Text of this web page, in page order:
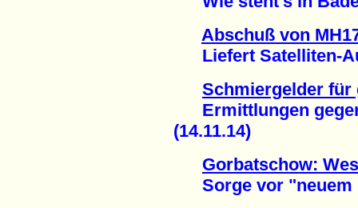
Abschuß von
Liefert Satelliten-
Schmiergelder für
Ermittlungen
(14.11.14)
Gorbatschow:
Sorge vor "neuem